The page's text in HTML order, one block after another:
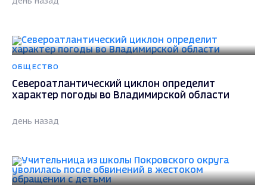
ОБЩЕСТВО
Североатлантический циклон определит
характер погоды во Владимирской области
день назад